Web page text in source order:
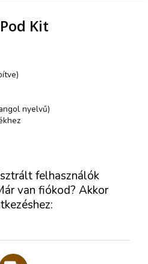
Kit
nyelvű)
felhasználók
van fiókod? Akkor